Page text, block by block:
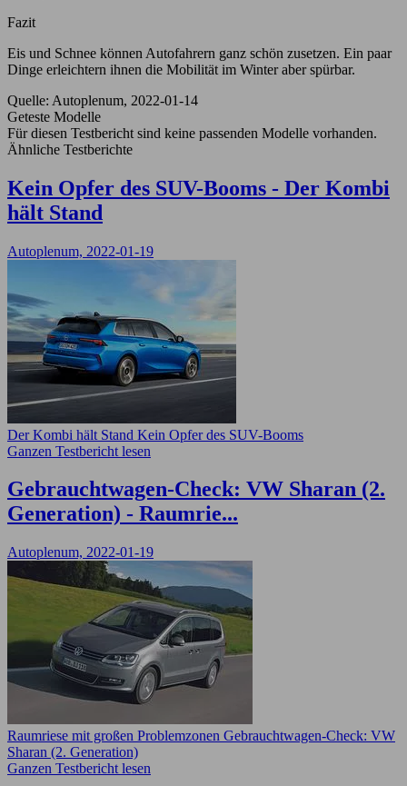
Fazit
Eis und Schnee können Autofahrern ganz schön zusetzen. Ein paar
Dinge erleichtern ihnen die Mobilität im Winter aber spürbar.
Quelle: Autoplenum, 2022-01-14
Geteste Modelle
Für diesen Testbericht sind keine passenden Modelle vorhanden.
Ähnliche Testberichte
Kein Opfer des SUV-Booms - Der Kombi
hält Stand
Autoplenum, 2022-01-19
Der Kombi hält Stand Kein Opfer des SUV-Booms
Ganzen Testbericht lesen
Gebrauchtwagen-Check: VW Sharan (2.
Generation) - Raumrie...
Autoplenum, 2022-01-19
Raumriese mit großen Problemzonen Gebrauchtwagen-Check: VW
Sharan (2. Generation)
Ganzen Testbericht lesen